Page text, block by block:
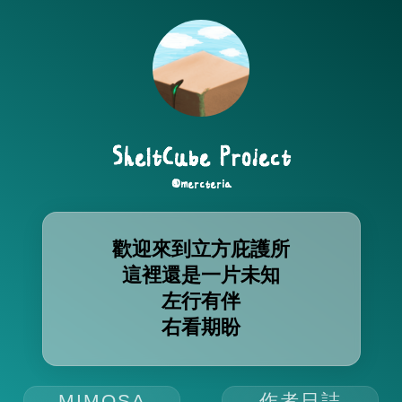
SheltCube Project
@mercteria
歡迎來到立方庇護所
這裡還是一片未知
左行有伴
右看期盼